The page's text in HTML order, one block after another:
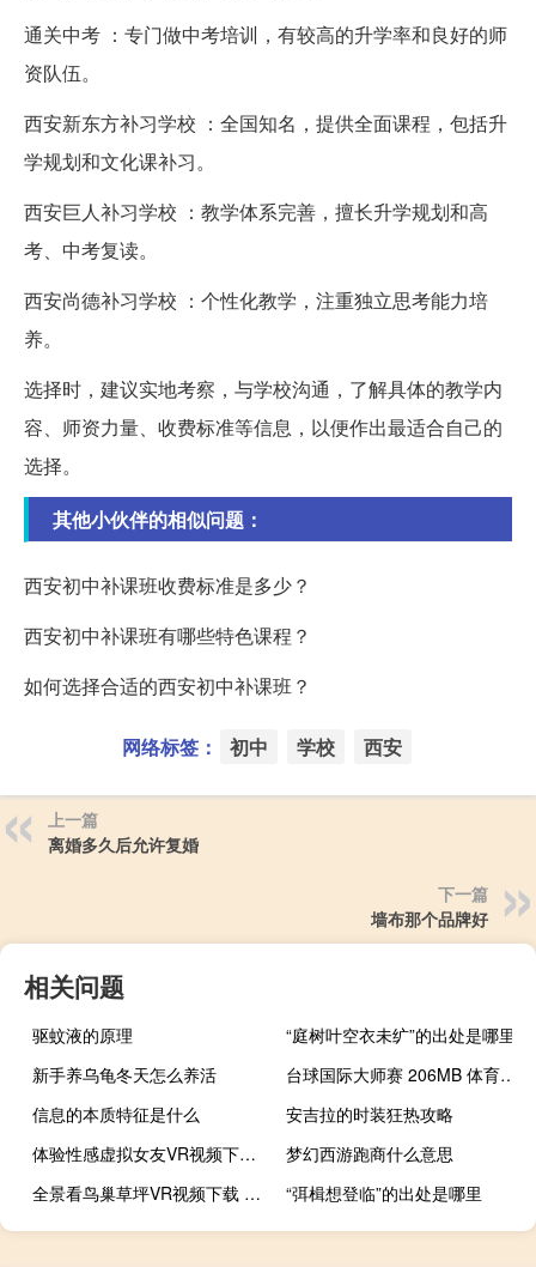
通关中考 ：专门做中考培训，有较高的升学率和良好的师
资队伍。
西安新东方补习学校 ：全国知名，提供全面课程，包括升
学规划和文化课补习。
西安巨人补习学校 ：教学体系完善，擅长升学规划和高
考、中考复读。
西安尚德补习学校 ：个性化教学，注重独立思考能力培
养。
选择时，建议实地考察，与学校沟通，了解具体的教学内
容、师资力量、收费标准等信息，以便作出最适合自己的
选择。
其他小伙伴的相似问题：
西安初中补课班收费标准是多少？
西安初中补课班有哪些特色课程？
如何选择合适的西安初中补课班？
网络标签： 初中 学校 西安
上一篇
离婚多久后允许复婚
下一篇
墙布那个品牌好
相关问题
驱蚊液的原理
“庭树叶空衣未纩”的出处是哪里
新手养乌龟冬天怎么养活
台球国际大师赛 206MB 体育运动类VR视频
信息的本质特征是什么
安吉拉的时装狂热攻略
体验性感虚拟女友VR视频下载 25MB 美女时尚类
梦幻西游跑商什么意思
全景看鸟巢草坪VR视频下载 86MB 热点直击类
“弭楫想登临”的出处是哪里